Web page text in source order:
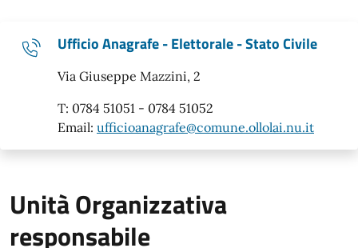
Ufficio Anagrafe - Elettorale - Stato Civile
Via Giuseppe Mazzini, 2
T: 0784 51051 - 0784 51052
Email: ufficioanagrafe@comune.ollolai.nu.it
Unità Organizzativa
responsabile